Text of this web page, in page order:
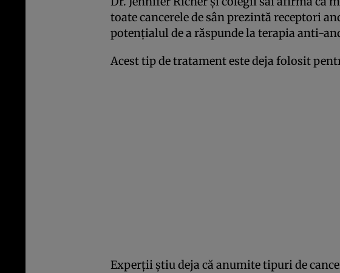
toate cancerele de sân prezintă receptori
potenţialul de a răspunde la terapia anti-
Acest tip de tratament este deja folosit
Experţii ştiu deja că anumite tipuri de